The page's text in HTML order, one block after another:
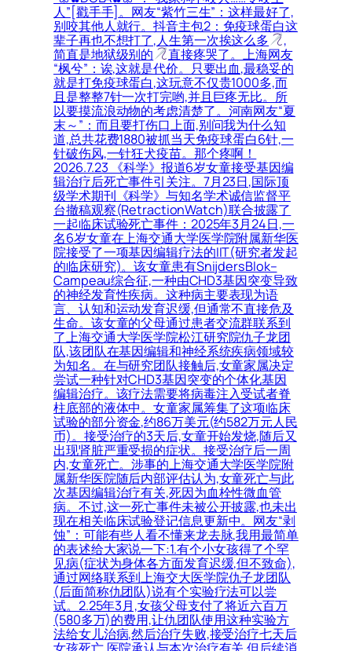
人”[戳手手]。网友“紫竹三生”：这样最好了,
别咬其他人就行。抖音主包2：免疫球蛋白这
辈子再也不想打了,人生第一次挨这么多
,
简直是地狱级别的
直接疼哭了。上海网友
“枫兮”：诶,这就是代价。只要出血,最稳妥的
就是打免疫球蛋白,这玩意不仅贵1000多,而
且是整整7针一次打完哟,并且巨疼无比。所
以要摸流浪动物的考虑清楚了。河南网友“夏
末～”：而且要打伤口上面,别问我为什么知
道,总共花费1880被抓当天免疫球蛋白6针,一
针破伤风,一针狂犬疫苗。那个疼啊！
2026.7.23 《科学》报道6岁女童接受基因编
辑治疗后死亡事件引关注。7月23日,国际顶
级学术期刊《科学》与知名学术诚信监督平
台撤稿观察(RetractionWatch)联合披露了
一起临床试验死亡事件：2025年3月24日,一
名6岁女童在上海交通大学医学院附属新华医
院接受了一项基因编辑疗法的IIT(研究者发起
的临床研究)。该女童患有SnijdersBlok–
Campeau综合征,一种由CHD3基因突变导致
的神经发育性疾病。这种病主要表现为语
言、认知和运动发育迟缓,但通常不直接危及
生命。该女童的父母通过患者交流群联系到
了上海交通大学医学院松江研究院仇子龙团
队,该团队在基因编辑和神经系统疾病领域较
为知名。在与研究团队接触后,女童家属决定
尝试一种针对CHD3基因突变的个体化基因
编辑治疗。该疗法需要将病毒注入受试者脊
柱底部的液体中。女童家属筹集了这项临床
试验的部分资金,约86万美元(约582万元人民
币)。接受治疗的3天后,女童开始发烧,随后又
出现肾脏严重受损的症状。接受治疗后一周
内,女童死亡。涉事的上海交通大学医学院附
属新华医院随后内部评估认为,女童死亡与此
次基因编辑治疗有关,死因为血栓性微血管
病。不过,这一死亡事件未被公开披露,也未出
现在相关临床试验登记信息更新中。网友“剥
蚀”：可能有些人看不懂来龙去脉,我用最简单
的表述给大家说一下:1.有个小女孩得了个罕
见病(症状为身体各方面发育迟缓,但不致命),
通过网络联系到上海交大医学院仇子龙团队
(后面简称仇团队)说有个实验疗法可以尝
试。2.25年3月,女孩父母支付了将近六百万
(580多万)的费用,让仇团队使用这种实验方
法给女儿治病,然后治疗失败,接受治疗七天后